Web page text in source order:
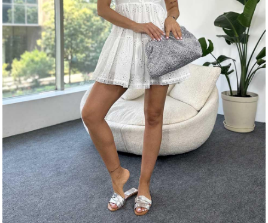
okudum onay veriyorum.
Paylaştığım bilgilerinKVKK kapsamında tarafınızca korunmasını, sms ve
WhatsApp üzerinden bilgilendirmeleri almayı
kabul ediyorum.
Çevir Kazan